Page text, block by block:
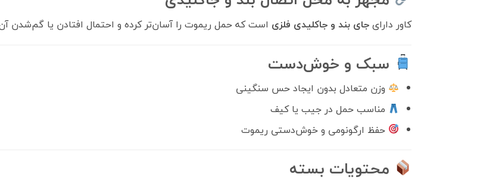
کاور دارایجای بند و جاکلیدی فلزی است که حمل ریموت را آسان‌تر کرده و احتمال افتادن یا گم‌شدن
سبک و خوش‌دست
وزن متعادل بدون ایجاد حس سنگینی
مناسب حمل در جیب یا کیف
حفظ ارگونومی و خوش‌دستی ریموت
محتویات بسته